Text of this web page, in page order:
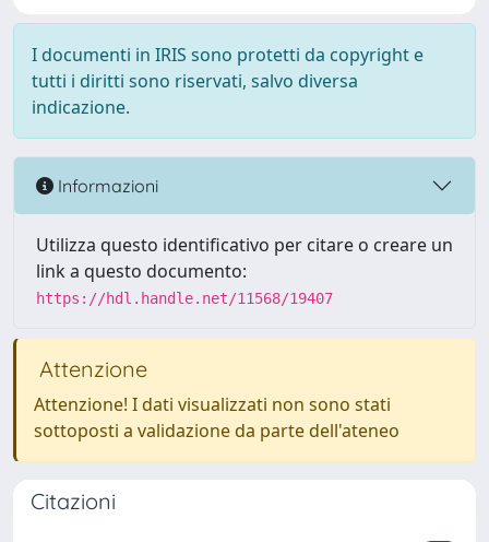
I documenti in IRIS sono protetti da copyright e
tutti i diritti sono riservati, salvo diversa
indicazione.
Informazioni
Utilizza questo identificativo per citare o creare un
link a questo documento:
https://hdl.handle.net/11568/19407
Attenzione
Attenzione! I dati visualizzati non sono stati
sottoposti a validazione da parte dell'ateneo
Citazioni